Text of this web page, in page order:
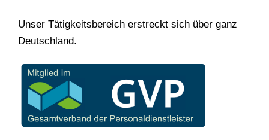
Unser Tätigkeitsbereich erstreckt sich über ganz
Deutschland.